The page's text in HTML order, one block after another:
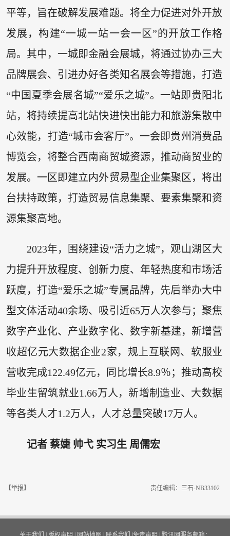
平等，旨在破解发展难题。将全力促进对外开放
发展，构建“一城一站一会一区”的开放工作格
局。其中，一城即金融会展城，将通过协办三大
品牌展会、引进办好各类知名展会等措施，打造
“中国夏季会展名城”“爱乐之城”。一站即贵阳北
站，将持续提高北站快进快出能力和旅游集散中
心效能，打造“城市会客厅”。一会即贵州消费品
博览会，将整合西南商贸城资源，推动商贸业的
发展。一区即建立内外贸易型企业集聚区，将出
台扶持政策，打造贸易信息集聚、要素集聚和资
源集聚高地。
2023年，围绕建设“活力之城”，观山湖区大
力提升开放程度、创新力度、年轻热度和市场活
跃度，打造“爱乐之城”专属品牌，先后举办大中
型文体活动40余场、吸引近65万人次参与；聚焦
数字产业化、产业数字化、数字新基建，新增营
收超亿元大数据企业2家，规上互联网、软服业
营收完成122.49亿元，同比增长8.9％；推动高校
毕业生留筑就业1.66万人，新增制造业、大数据
等各类人才1.2万人，人才总量突破17万人。
记者 蔡婕 帅弋 实习生 周儒宏
【举报】 责任编辑：三石-NB33102